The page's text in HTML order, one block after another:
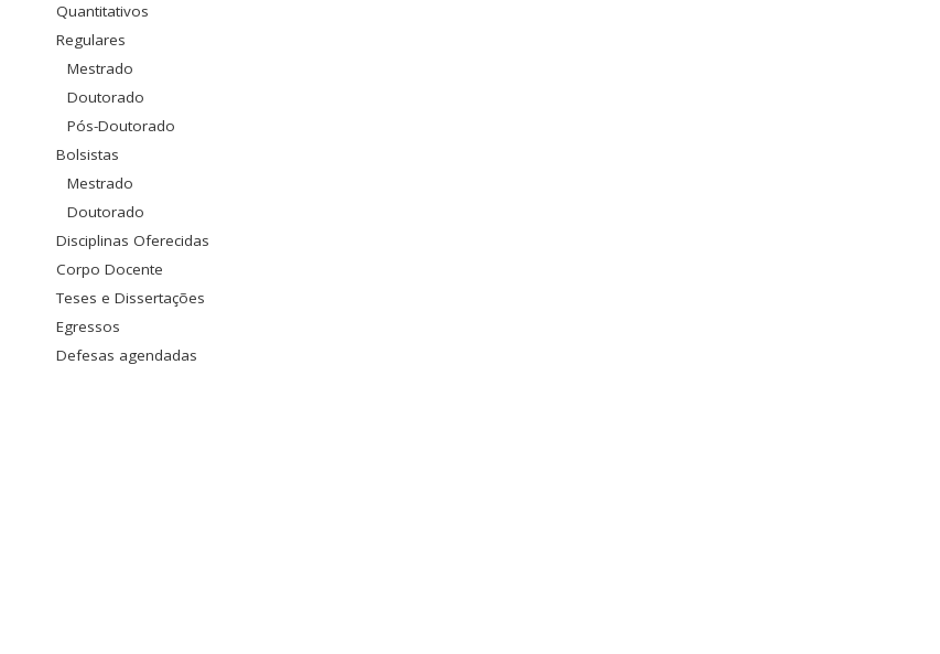
Quantitativos
Regulares
Mestrado
Doutorado
Pós-Doutorado
Bolsistas
Mestrado
Doutorado
Disciplinas Oferecidas
Corpo Docente
Teses e Dissertações
Egressos
Defesas agendadas